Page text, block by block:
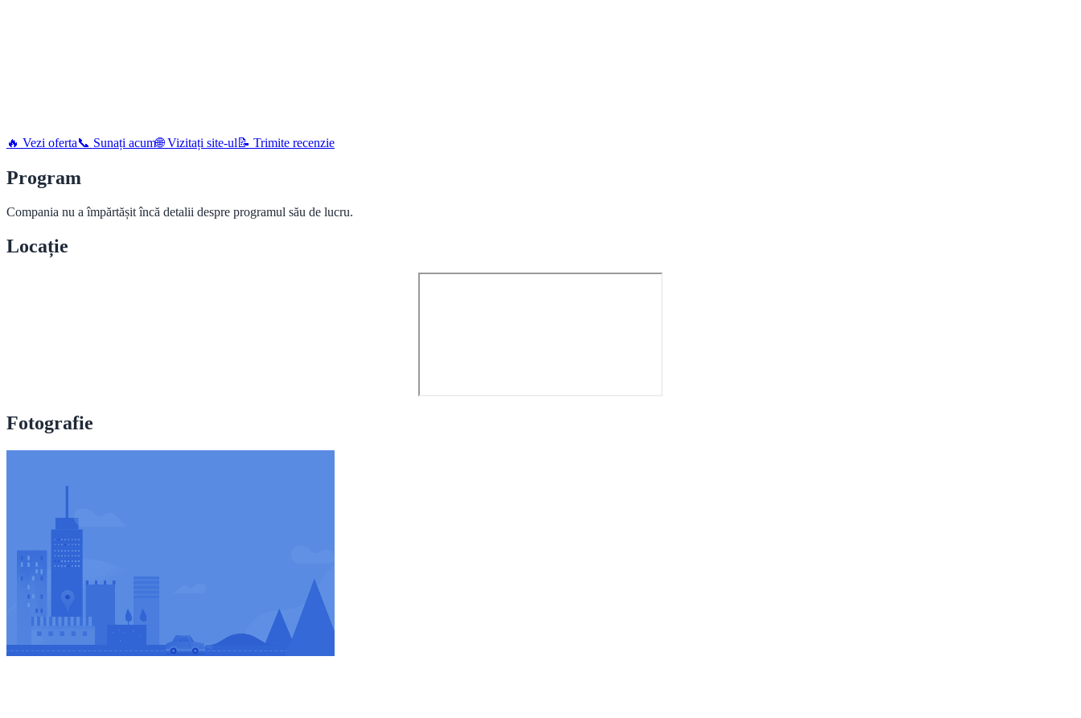
🔥 Vezi oferta📞 Sunați acum🌐 Vizitați site-ul 📝 Trimite recenzie
Program
Compania nu a împărtășit încă detalii despre programul său de lucru.
Locație
Fotografie